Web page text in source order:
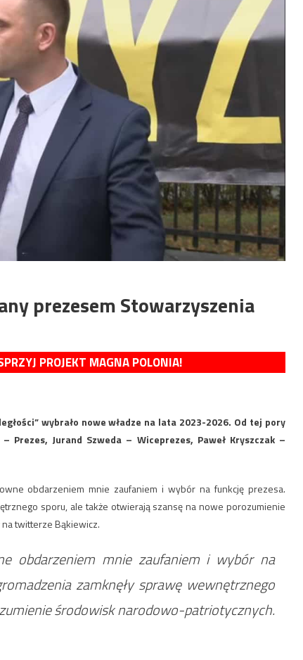
prezesem Stowarzyszenia
PROJEKT MAGNA POLONIA!
wybrało nowe władze na lata 2023-2026. Od tej pory
Prezes, Jurand Szweda – Wiceprezes, Paweł Kryszczak –
obdarzeniem mnie zaufaniem i wybór na funkcję prezesa.
sporu, ale także otwierają szansę na nowe porozumienie
twitterze Bąkiewicz.
obdarzeniem mnie zaufaniem i wybór na
zamknęły sprawę wewnętrznego
środowisk narodowo-patriotycznych.